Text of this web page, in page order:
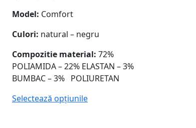
Model: Comfort
Culori: natural – negru
Compozitie material: 72%
POLIAMIDA – 22% ELASTAN – 3%
BUMBAC – 3% POLIURETAN
Selectează opțiunile